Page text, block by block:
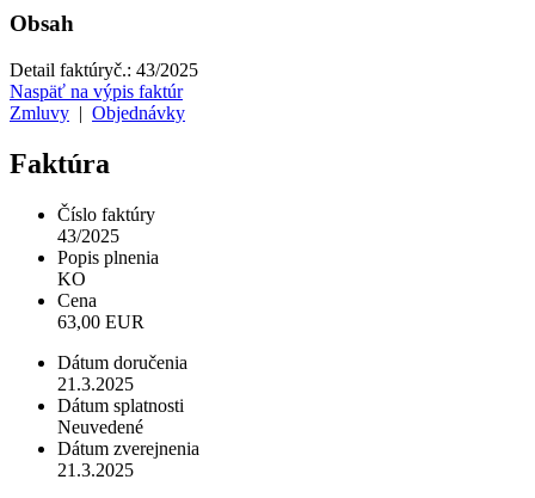
Obsah
Detail faktúryč.: 43/2025
Naspäť na výpis faktúr
Zmluvy | Objednávky
Faktúra
Číslo faktúry
43/2025
Popis plnenia
KO
Cena
63,00 EUR
Dátum doručenia
21.3.2025
Dátum splatnosti
Neuvedené
Dátum zverejnenia
21.3.2025